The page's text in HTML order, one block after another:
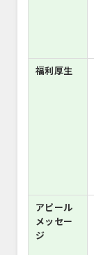
福利厚生
アピール
メッセー
ジ